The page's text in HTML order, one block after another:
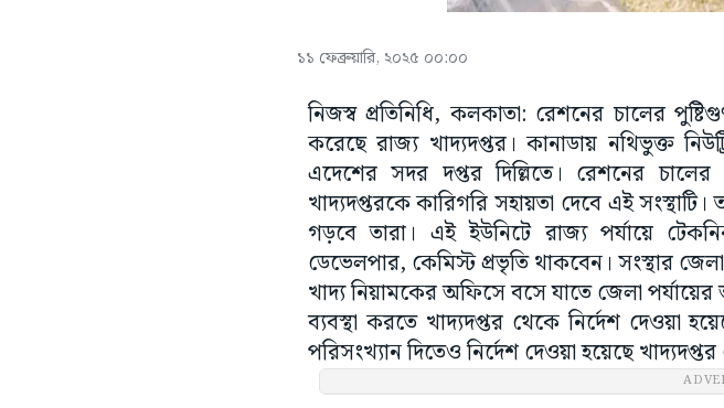
১১ ফেব্রুয়ারি, ২০২৫ ০০:০০
নিজস্ব প্রতিনিধি, কলকাতা: রেশনের চালের
করেছে রাজ্য খাদ্যদপ্তর। কানাডায় নথিভুক্ত
এদেশের সদর দপ্তর দিল্লিতে। রেশনের চালের
খাদ্যদপ্তরকে কারিগরি সহায়তা দেবে এই
গড়বে তারা। এই ইউনিটে রাজ্য পর্যায়ে
ডেভেলপার, কেমিস্ট প্রভৃতি থাকবেন। সংস্থার
খাদ্য নিয়ামকের অফিসে বসে যাতে জেলা
ব্যবস্থা করতে খাদ্যদপ্তর থেকে নির্দেশ দেওয়া
পরিসংখ্যান দিতেও নির্দেশ দেওয়া হয়েছে